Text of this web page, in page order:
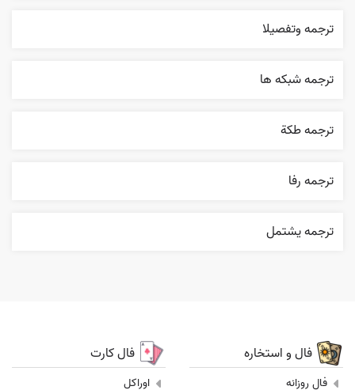
ترجمه وتفصيلا
ترجمه شبکه ها
ترجمه طکة
ترجمه رفا
ترجمه يشتمل
فال و استخاره
فال روزانه
فال کارت
اوراکل